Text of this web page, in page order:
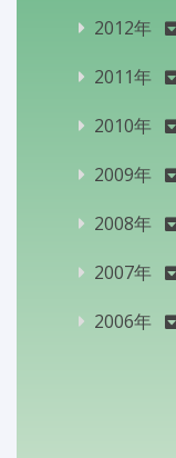
2012年
2011年
2010年
2009年
2008年
2007年
2006年